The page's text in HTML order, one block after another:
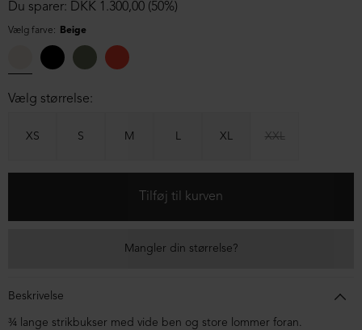
Du sparer: DKK 1.300,00 (50%)
Vælg farve: Beige
Vælg størrelse:
XS S M L XL XXL
Mangler din størrelse?
Beskrivelse
¾ lange strikbukser med vide ben og store lommer foran.